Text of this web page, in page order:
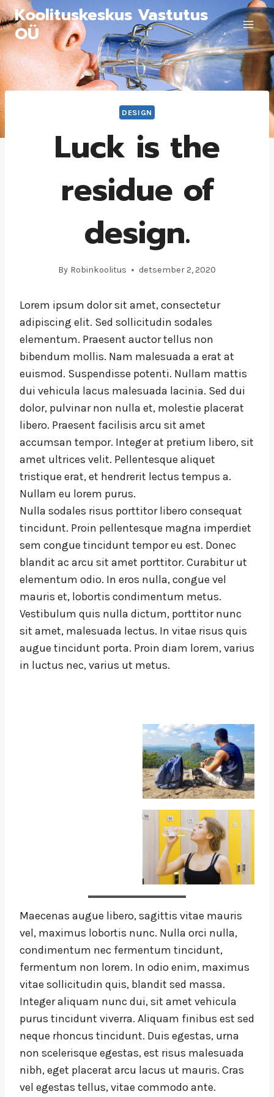
Koolituskeskus Vastutus
OÜ
DESIGN
Luck is the
residue of
design.
By Robinkoolitus detsember 2, 2020
Lorem ipsum dolor sit amet, consectetur
adipiscing elit. Sed sollicitudin sodales
elementum. Praesent auctor tellus non
bibendum mollis. Nam malesuada a erat at
euismod. Suspendisse potenti. Nullam mattis
dui vehicula lacus malesuada lacinia. Sed dui
dolor, pulvinar non nulla et, molestie placerat
libero. Praesent facilisis arcu sit amet
accumsan tempor. Integer at pretium libero, sit
amet ultrices velit. Pellentesque aliquet
tristique erat, et hendrerit lectus tempus a.
Nullam eu lorem purus.
Nulla sodales risus porttitor libero consequat
tincidunt. Proin pellentesque magna imperdiet
sem congue tincidunt tempor eu est. Donec
blandit ac arcu sit amet porttitor. Curabitur ut
elementum odio. In eros nulla, congue vel
mauris et, lobortis condimentum metus.
Vestibulum quis nulla dictum, porttitor nunc
sit amet, malesuada lectus. In vitae risus quis
augue tincidunt porta. Proin diam lorem, varius
in luctus nec, varius ut metus.
Maecenas augue libero, sagittis vitae mauris
vel, maximus lobortis nunc. Nulla orci nulla,
condimentum nec fermentum tincidunt,
fermentum non lorem. In odio enim, maximus
vitae sollicitudin quis, blandit sed massa.
Integer aliquam nunc dui, sit amet vehicula
purus tincidunt viverra. Aliquam finibus est sed
neque rhoncus tincidunt. Duis egestas, urna
non scelerisque egestas, est risus malesuada
nibh, eget placerat arcu lacus ut mauris. Cras
vel egestas tellus, vitae commodo ante.